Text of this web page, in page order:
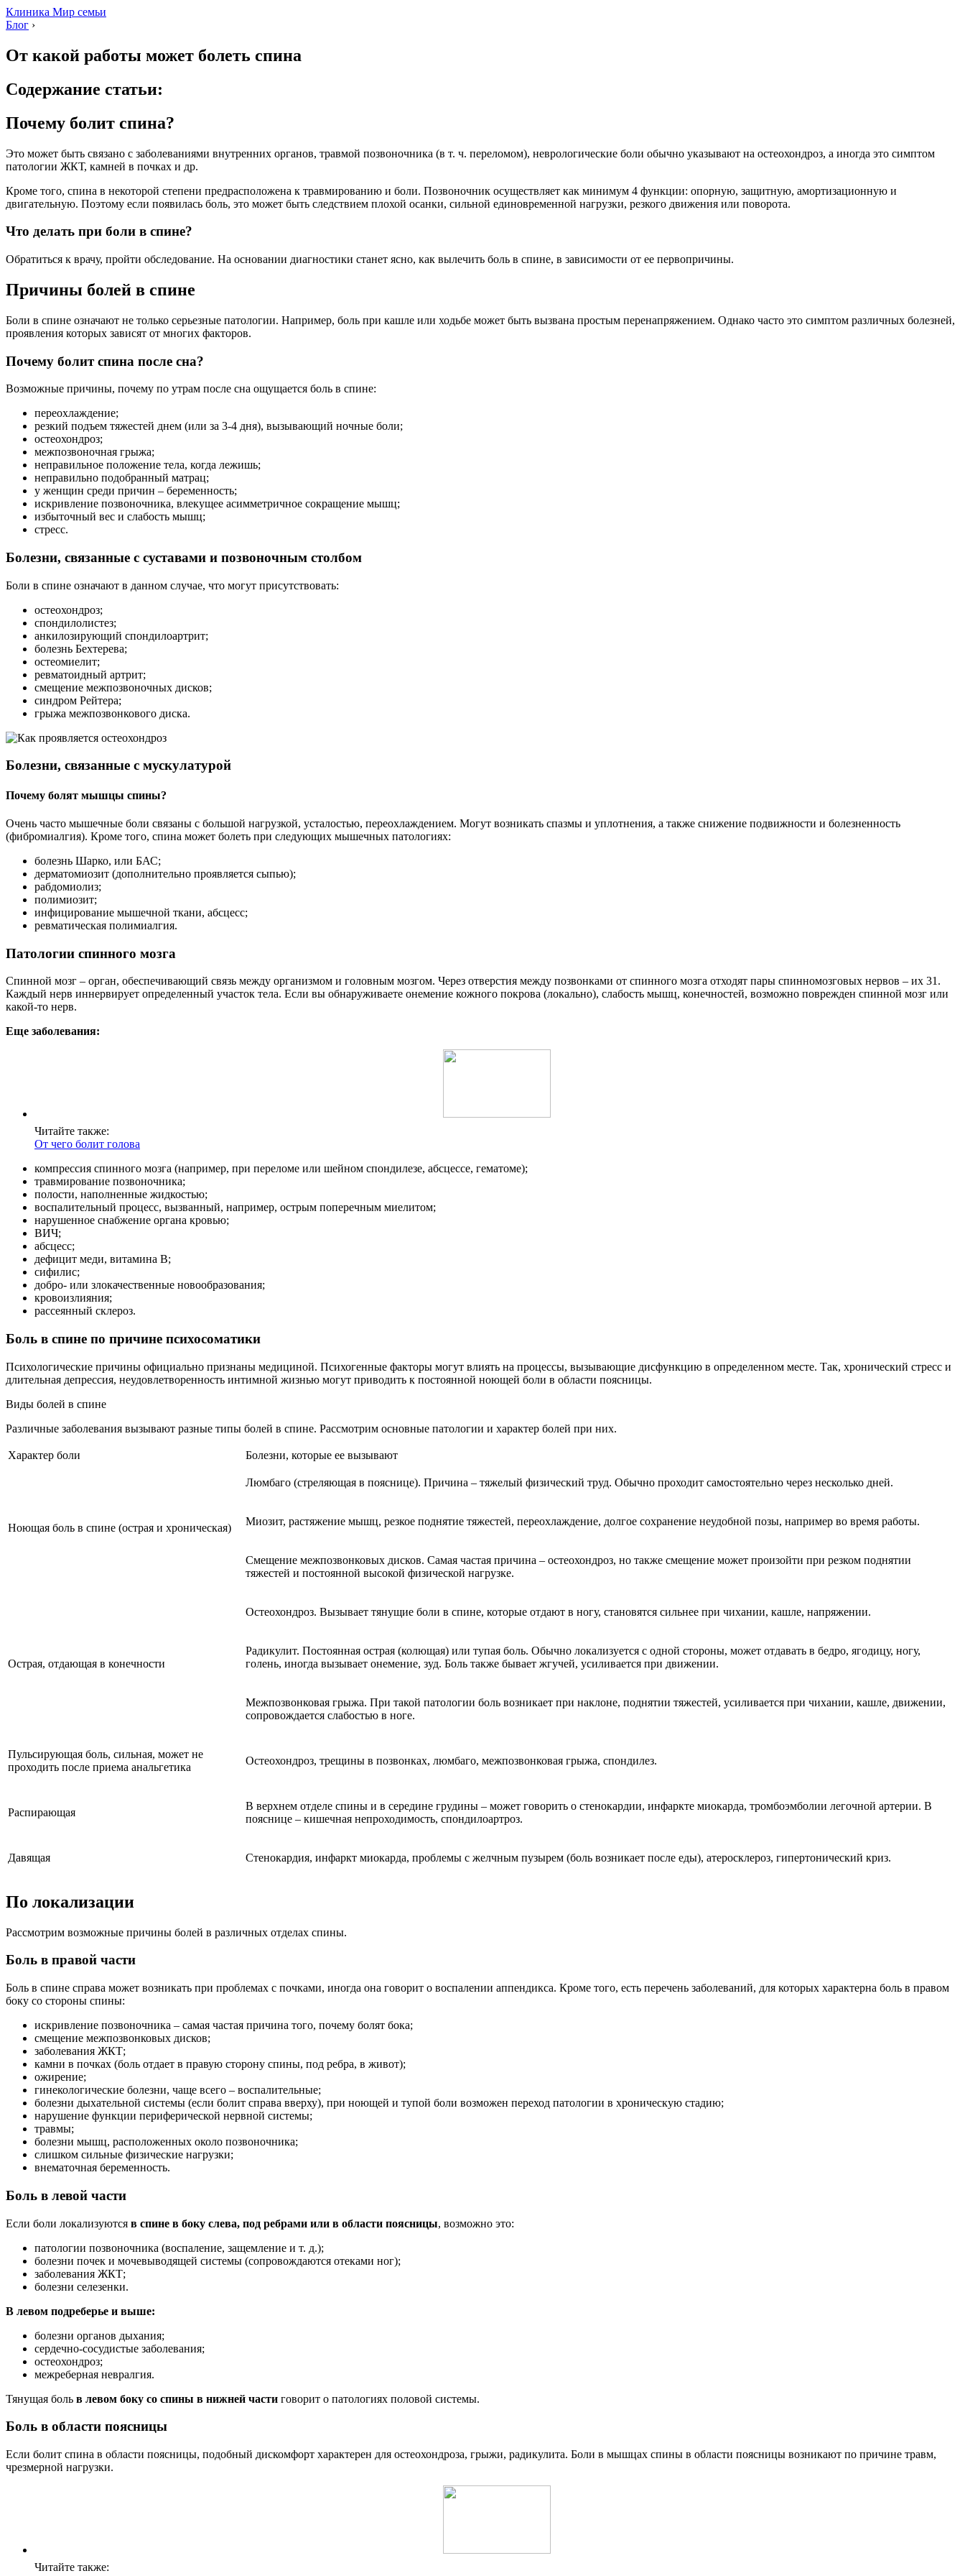
Клиника Мир семьи
Блог ›
От какой работы может болеть спина
Содержание статьи:
Почему болит спина?
Это может быть связано с заболеваниями внутренних органов, травмой позвоночника (в т. ч. переломом), неврологические боли обычно указывают на остеохондроз, а иногда это симптом
патологии ЖКТ, камней в почках и др.
Кроме того, спина в некоторой степени предрасположена к травмированию и боли. Позвоночник осуществляет как минимум 4 функции: опорную, защитную, амортизационную и
двигательную. Поэтому если появилась боль, это может быть следствием плохой осанки, сильной единовременной нагрузки, резкого движения или поворота.
Что делать при боли в спине?
Обратиться к врачу, пройти обследование. На основании диагностики станет ясно, как вылечить боль в спине, в зависимости от ее первопричины.
Причины болей в спине
Боли в спине означают не только серьезные патологии. Например, боль при кашле или ходьбе может быть вызвана простым перенапряжением. Однако часто это симптом различных болезней,
проявления которых зависят от многих факторов.
Почему болит спина после сна?
Возможные причины, почему по утрам после сна ощущается боль в спине:
переохлаждение;
резкий подъем тяжестей днем (или за 3-4 дня), вызывающий ночные боли;
остеохондроз;
межпозвоночная грыжа;
неправильное положение тела, когда лежишь;
неправильно подобранный матрац;
у женщин среди причин – беременность;
искривление позвоночника, влекущее асимметричное сокращение мышц;
избыточный вес и слабость мышц;
стресс.
Болезни, связанные с суставами и позвоночным столбом
Боли в спине означают в данном случае, что могут присутствовать:
остеохондроз;
спондилолистез;
анкилозирующий спондилоартрит;
болезнь Бехтерева;
остеомиелит;
ревматоидный артрит;
смещение межпозвоночных дисков;
синдром Рейтера;
грыжа межпозвонкового диска.
Болезни, связанные с мускулатурой
Почему болят мышцы спины?
Очень часто мышечные боли связаны с большой нагрузкой, усталостью, переохлаждением. Могут возникать спазмы и уплотнения, а также снижение подвижности и болезненность
(фибромиалгия). Кроме того, спина может болеть при следующих мышечных патологиях:
болезнь Шарко, или БАС;
дерматомиозит (дополнительно проявляется сыпью);
рабдомиолиз;
полимиозит;
инфицирование мышечной ткани, абсцесс;
ревматическая полимиалгия.
Патологии спинного мозга
Спинной мозг – орган, обеспечивающий связь между организмом и головным мозгом. Через отверстия между позвонками от спинного мозга отходят пары спинномозговых нервов – их 31.
Каждый нерв иннервирует определенный участок тела. Если вы обнаруживаете онемение кожного покрова (локально), слабость мышц, конечностей, возможно поврежден спинной мозг или
какой-то нерв.
Еще заболевания:
Читайте также:
Oт чего болит голова
компрессия спинного мозга (например, при переломе или шейном спондилезе, абсцессе, гематоме);
травмирование позвоночника;
полости, наполненные жидкостью;
воспалительный процесс, вызванный, например, острым поперечным миелитом;
нарушенное снабжение органа кровью;
ВИЧ;
абсцесс;
дефицит меди, витамина В;
сифилис;
добро- или злокачественные новообразования;
кровоизлияния;
рассеянный склероз.
Боль в спине по причине психосоматики
Психологические причины официально признаны медициной. Психогенные факторы могут влиять на процессы, вызывающие дисфункцию в определенном месте. Так, хронический стресс и
длительная депрессия, неудовлетворенность интимной жизнью могут приводить к постоянной ноющей боли в области поясницы.
Виды болей в спине
Различные заболевания вызывают разные типы болей в спине. Рассмотрим основные патологии и характер болей при них.
Характер боли Болезни, которые ее вызывают
Ноющая боль в спине (острая и хроническая)
Люмбаго (стреляющая в пояснице). Причина – тяжелый физический труд. Обычно проходит самостоятельно через несколько дней.
Миозит, растяжение мышц, резкое поднятие тяжестей, переохлаждение, долгое сохранение неудобной позы, например во время работы.
Смещение межпозвонковых дисков. Самая частая причина – остеохондроз, но также смещение может произойти при резком поднятии
тяжестей и постоянной высокой физической нагрузке.
Острая, отдающая в конечности
Остеохондроз. Вызывает тянущие боли в спине, которые отдают в ногу, становятся сильнее при чихании, кашле, напряжении.
Радикулит. Постоянная острая (колющая) или тупая боль. Обычно локализуется с одной стороны, может отдавать в бедро, ягодицу, ногу,
голень, иногда вызывает онемение, зуд. Боль также бывает жгучей, усиливается при движении.
Межпозвонковая грыжа. При такой патологии боль возникает при наклоне, поднятии тяжестей, усиливается при чихании, кашле, движении,
сопровождается слабостью в ноге.
Пульсирующая боль, сильная, может не
проходить после приема анальгетика
Остеохондроз, трещины в позвонках, люмбаго, межпозвонковая грыжа, спондилез.
Распирающая
В верхнем отделе спины и в середине грудины – может говорить о стенокардии, инфаркте миокарда, тромбоэмболии легочной артерии. В
пояснице – кишечная непроходимость, спондилоартроз.
Давящая Стенокардия, инфаркт миокарда, проблемы с желчным пузырем (боль возникает после еды), атеросклероз, гипертонический криз.
По локализации
Рассмотрим возможные причины болей в различных отделах спины.
Боль в правой части
Боль в спине справа может возникать при проблемах с почками, иногда она говорит о воспалении аппендикса. Кроме того, есть перечень заболеваний, для которых характерна боль в правом
боку со стороны спины:
искривление позвоночника – самая частая причина того, почему болят бока;
смещение межпозвонковых дисков;
заболевания ЖКТ;
камни в почках (боль отдает в правую сторону спины, под ребра, в живот);
ожирение;
гинекологические болезни, чаще всего – воспалительные;
болезни дыхательной системы (если болит справа вверху), при ноющей и тупой боли возможен переход патологии в хроническую стадию;
нарушение функции периферической нервной системы;
травмы;
болезни мышц, расположенных около позвоночника;
слишком сильные физические нагрузки;
внематочная беременность.
Боль в левой части
Если боли локализуются в спине в боку слева, под ребрами или в области поясницы, возможно это:
патологии позвоночника (воспаление, защемление и т. д.);
болезни почек и мочевыводящей системы (сопровождаются отеками ног);
заболевания ЖКТ;
болезни селезенки.
В левом подреберье и выше:
болезни органов дыхания;
сердечно-сосудистые заболевания;
остеохондроз;
межреберная невралгия.
Тянущая боль в левом боку со спины в нижней части говорит о патологиях половой системы.
Боль в области поясницы
Если болит спина в области поясницы, подобный дискомфорт характерен для остеохондроза, грыжи, радикулита. Боли в мышцах спины в области поясницы возникают по причине травм,
чрезмерной нагрузки.
Читайте также: